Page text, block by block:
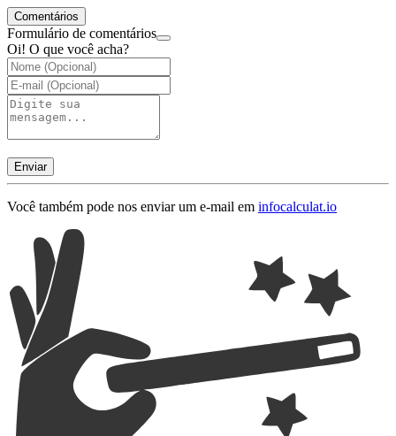
Comentários
Formulário de comentários
Oi! O que você acha?
Enviar
Você também pode nos enviar um e-mail em infocalculat.io